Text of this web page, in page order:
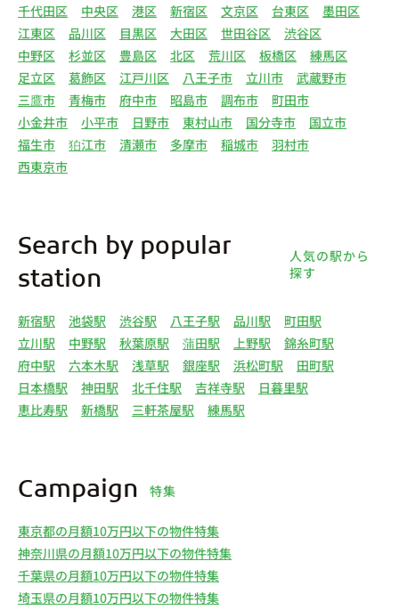
千代田区 中央区 港区 新宿区 文京区 台東区
墨田区
江東区
品川区 目黒区 大田区 世田谷区
渋谷区
中野区
杉並区 豊島区 北区 荒川区 板橋区
練馬区
足立区
葛飾区 江戸川区 八王子市 立川市
武蔵野市
三鷹市
青梅市 府中市 昭島市 調布市
町田市
小金井市
小平市 日野市 東村山市 国分寺市
国立市
福生市
狛江市 清瀬市 多摩市 稲城市
羽村市
西東京市
Search by popular
station
人気の駅から
探す
新宿駅 池袋駅 渋谷駅 八王子駅 品川駅
町田駅
立川駅
中野駅 秋葉原駅 蒲田駅 上野駅
錦糸町駅
府中駅
六本木駅 浅草駅 銀座駅 浜松町駅
田町駅
日本橋駅
神田駅 北千住駅 吉祥寺駅
日暮里駅
恵比寿駅
新橋駅 三軒茶屋駅 練馬駅
Campaign 特集
東京都の月額10万円以下の物件特集
神奈川県の月額10万円以下の物件特集
千葉県の月額10万円以下の物件特集
埼玉県の月額10万円以下の物件特集